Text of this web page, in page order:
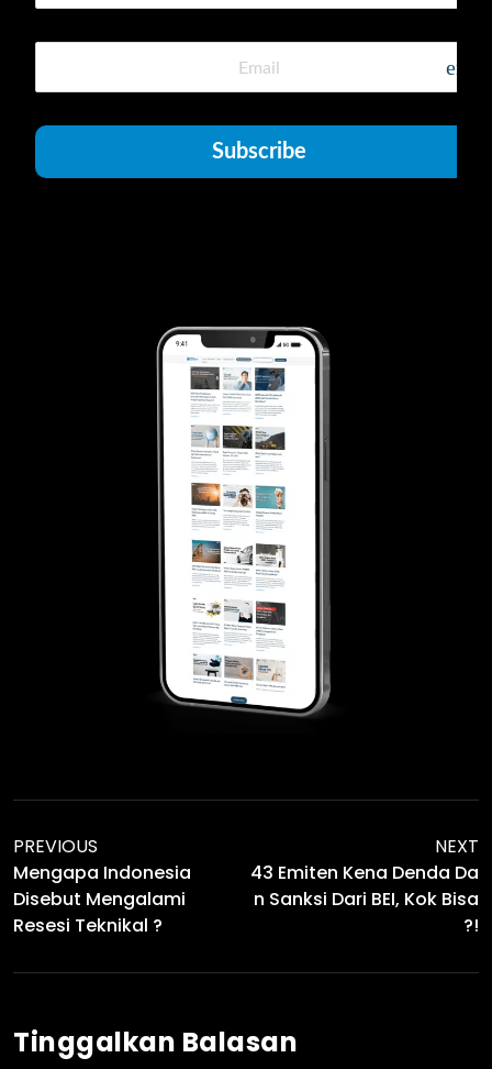
Subscribe
PREVIOUS
Mengapa Indonesia
Disebut Mengalami
Resesi Teknikal ?
NEXT
43 Emiten Kena Denda Da
N Sanksi Dari BEI, Kok Bisa
?!
Tinggalkan Balasan